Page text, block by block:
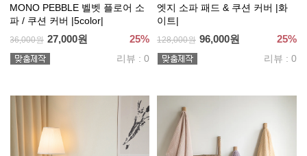
MONO PEBBLE 벨벳 플로어 소
파 / 쿠션 커버 |5color|
36,000원 27,000원 25%
리뷰 : 0
엣지 소파 패드 & 쿠션 커버 |화
이트|
128,000원 96,000원 25%
리뷰 : 0